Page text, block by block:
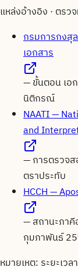
แหล่งอ้างอิง · ตรว
กรมการกงสุ
เอกสาร
—ขั้นตอน เอ
นิติกรณ์
NAATI —
and
—การตรวจ
ตราประทับ
HCCH —
—สถานะภา
กุมภาพันธ์
หมายเหตุ: ระยะเว